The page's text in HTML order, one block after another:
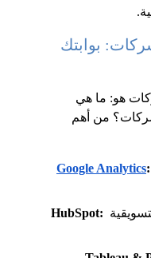
بوابتك
هو: ما هي
من أهم
Google Analytics:
HubSpot: